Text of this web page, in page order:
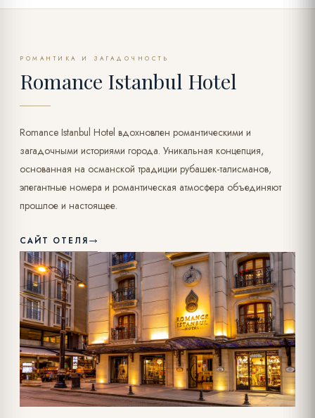
РОМАНТИКА И ЗАГАДОЧНОСТЬ
Romance Istanbul Hotel
Romance Istanbul Hotel вдохновлен романтическими и
загадочными историями города. Уникальная концепция,
основанная на османской традиции рубашек-талисманов,
элегантные номера и романтическая атмосфера объединяют
прошлое и настоящее.
САЙТ ОТЕЛЯ